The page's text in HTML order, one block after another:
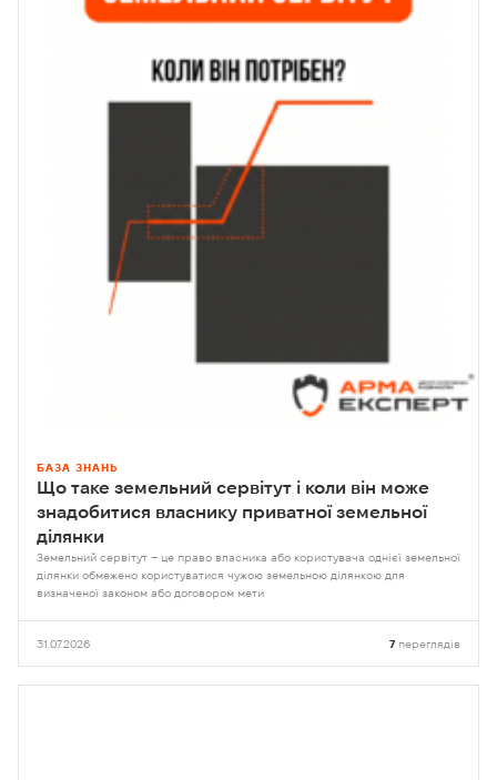
БАЗА ЗНАНЬ
Що таке земельний сервітут і коли він може
знадобитися власнику приватної земельної
ділянки
Земельний сервітут – це право власника або користувача однієї земельної
ділянки обмежено користуватися чужою земельною ділянкою для
визначеної законом або договором мети
31.07.2026 7 переглядів